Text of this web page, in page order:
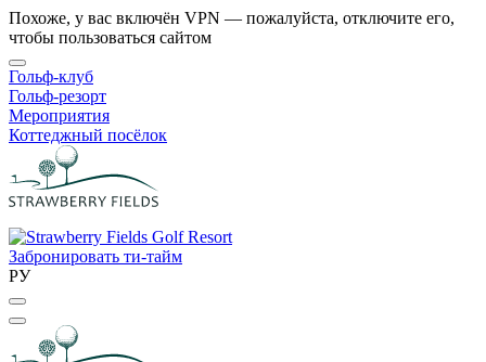
Похоже, у вас включён VPN — пожалуйста, отключите его,
чтобы пользоваться сайтом
Гольф-клуб
Гольф-резорт
Мероприятия
Коттеджный посёлок
Забронировать ти-тайм
РУ